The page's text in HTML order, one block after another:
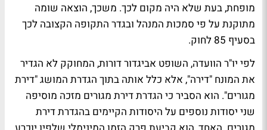
מופחת, בעת שלא היה מקום לכך. משכך, הוצאה שומה
מתוקנת על פי סמכות המנהל ובגדר התקופה הקצובה לכך
בסעיף 85 לחוק.
לפי יו"ר הוועדה, השופט אביגדור דורות, המחוקק לא הגדיר
את המונח "דירה", אלא כלל אותה בתוך הגדרת המושג "דירת
מגורים". הוא הסביר כי הגדרת דירת מגורים מזכה מוסיפה
שני יסודות נוספים על היסודות הקיימים בהגדרת דירת